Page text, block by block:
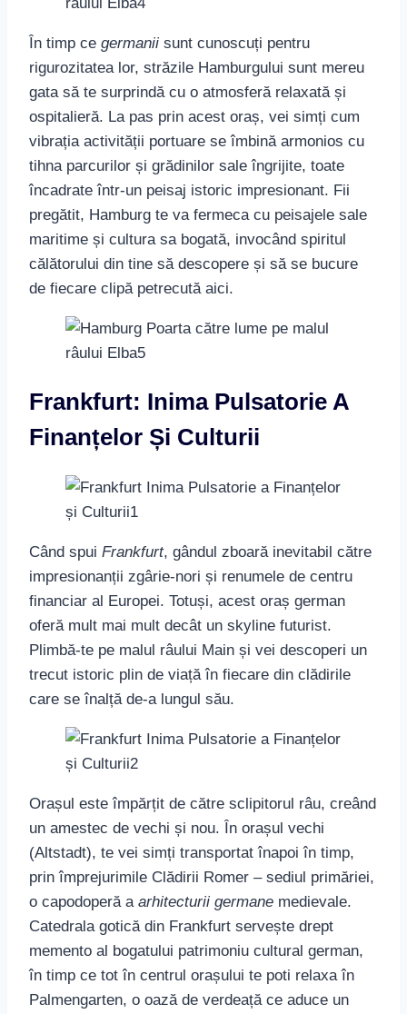
În timp ce germanii sunt cunoscuți pentru
rigurozitatea lor, străzile Hamburgului sunt mereu
gata să te surprindă cu o atmosferă relaxată și
ospitalieră. La pas prin acest oraș, vei simți cum
vibrația activității portuare se îmbină armonios cu
tihna parcurilor și grădinilor sale îngrijite, toate
încadrate într-un peisaj istoric impresionant. Fii
pregătit, Hamburg te va fermeca cu peisajele sale
maritime și cultura sa bogată, invocând spiritul
călătorului din tine să descopere și să se bucure
de fiecare clipă petrecută aici.
Frankfurt: Inima Pulsatorie A
Finanțelor Și Culturii
Când spui Frankfurt, gândul zboară inevitabil către
impresionanții zgârie-nori și renumele de centru
financiar al Europei. Totuși, acest oraș german
oferă mult mai mult decât un skyline futurist.
Plimbă-te pe malul râului Main și vei descoperi un
trecut istoric plin de viață în fiecare din clădirile
care se înalță de-a lungul său.
Orașul este împărțit de către sclipitorul râu, creând
un amestec de vechi și nou. În orașul vechi
(Altstadt), te vei simți transportat înapoi în timp,
prin împrejurimile Clădirii Romer – sediul primăriei,
o capodoperă a arhitecturii germane medievale.
Catedrala gotică din Frankfurt servește drept
memento al bogatului patrimoniu cultural german,
în timp ce tot în centrul orașului te poti relaxa în
Palmengarten, o oază de verdeață ce aduce un